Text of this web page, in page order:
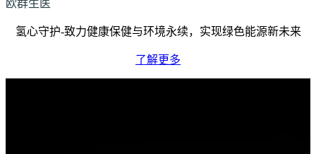
欧群生医
氢心守护-致力健康保健与环境永续，实现绿色能源新未来
了解更多